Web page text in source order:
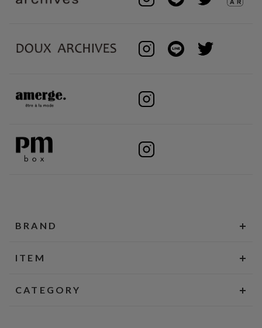
BRAND
ITEM
CATEGORY